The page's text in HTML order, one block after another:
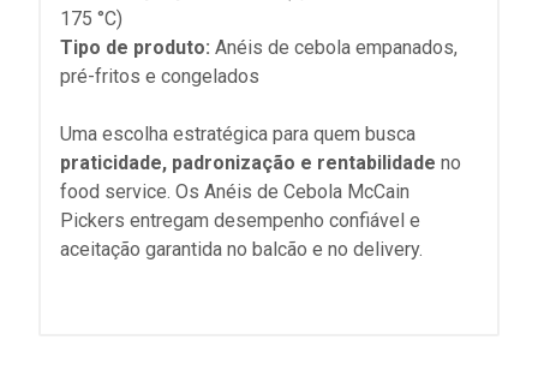
175 °C)
Tipo de produto: Anéis de cebola empanados,
pré-fritos e congelados
Uma escolha estratégica para quem busca
praticidade, padronização e rentabilidade no
food service. Os Anéis de Cebola McCain
Pickers entregam desempenho confiável e
aceitação garantida no balcão e no delivery.